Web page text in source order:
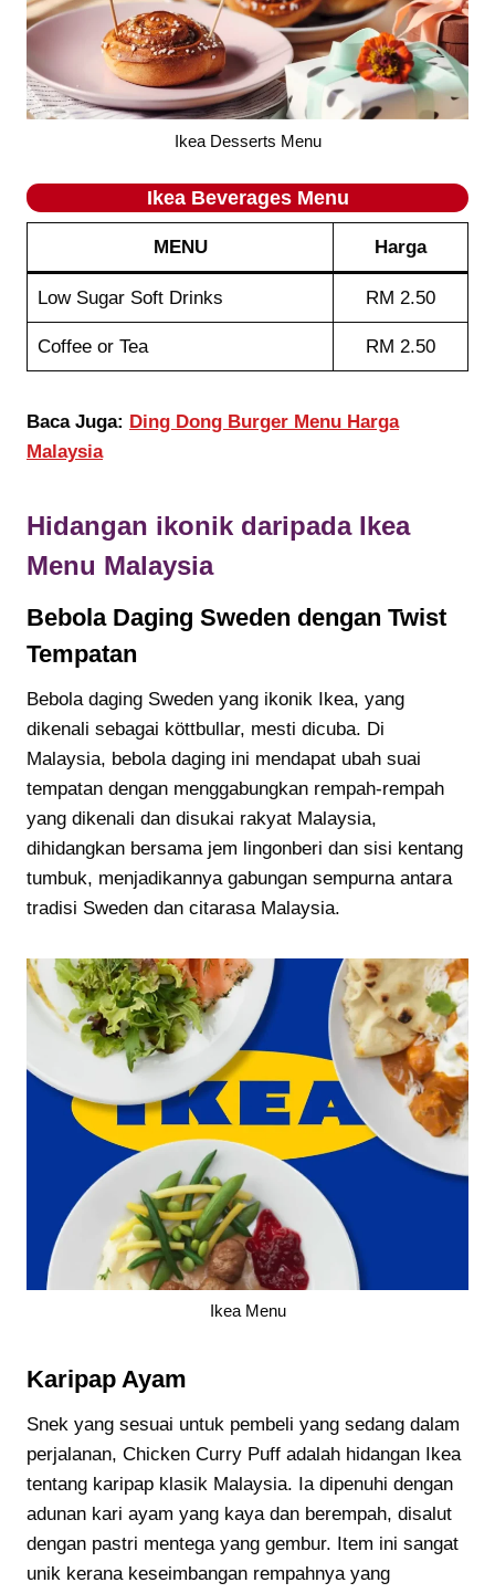
Ikea Desserts Menu
Ikea Beverages Menu
MENU Harga
Low Sugar Soft Drinks RM 2.50
Coffee or Tea RM 2.50
Baca Juga: Ding Dong Burger Menu Harga
Malaysia
Hidangan ikonik daripada Ikea
Menu Malaysia
Bebola Daging Sweden dengan Twist
Tempatan
Bebola daging Sweden yang ikonik Ikea, yang
dikenali sebagai köttbullar, mesti dicuba. Di
Malaysia, bebola daging ini mendapat ubah suai
tempatan dengan menggabungkan rempah-rempah
yang dikenali dan disukai rakyat Malaysia,
dihidangkan bersama jem lingonberi dan sisi kentang
tumbuk, menjadikannya gabungan sempurna antara
tradisi Sweden dan citarasa Malaysia.
Ikea Menu
Karipap Ayam
Snek yang sesuai untuk pembeli yang sedang dalam
perjalanan, Chicken Curry Puff adalah hidangan Ikea
tentang karipap klasik Malaysia. Ia dipenuhi dengan
adunan kari ayam yang kaya dan berempah, disalut
dengan pastri mentega yang gembur. Item ini sangat
unik kerana keseimbangan rempahnya yang